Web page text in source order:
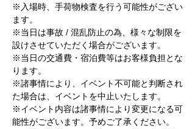
※入場時、手荷物検査を行う可能性がござい
ます。
※当日は事故 / 混乱防止の為、様々な制限を
設けさせていただく場合がございます。
※当日の交通費・宿泊費等はお客様負担とな
ります。
※諸事情により、イベント不可能と判断され
た場合は、イベントを中止いたします。
※イベント内容は諸事情により変更になる可
能性がございます。予めご了承ください。